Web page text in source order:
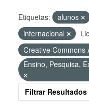
Etiquetas: alunos
internacional
Creative Commons
Ensino, Pesquisa,
Filtrar Resultados